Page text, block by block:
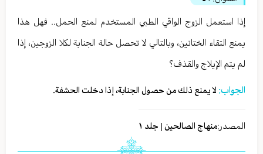
إذا استعمل الزوج الواقي الطبي المستخدم لمنع الحمل.. فهل هذا
يمنع التقاء الختانين، وبالتالي لا تحصل حالة الجنابة لكلا الزوجين، إذا
لم يتم الإيلاج والقذف؟
الجواب: لا يمنع ذلك من حصول الجنابة، إذا دخلت الحشفة.
المصدر:منهاج الصالحين | جلد ١